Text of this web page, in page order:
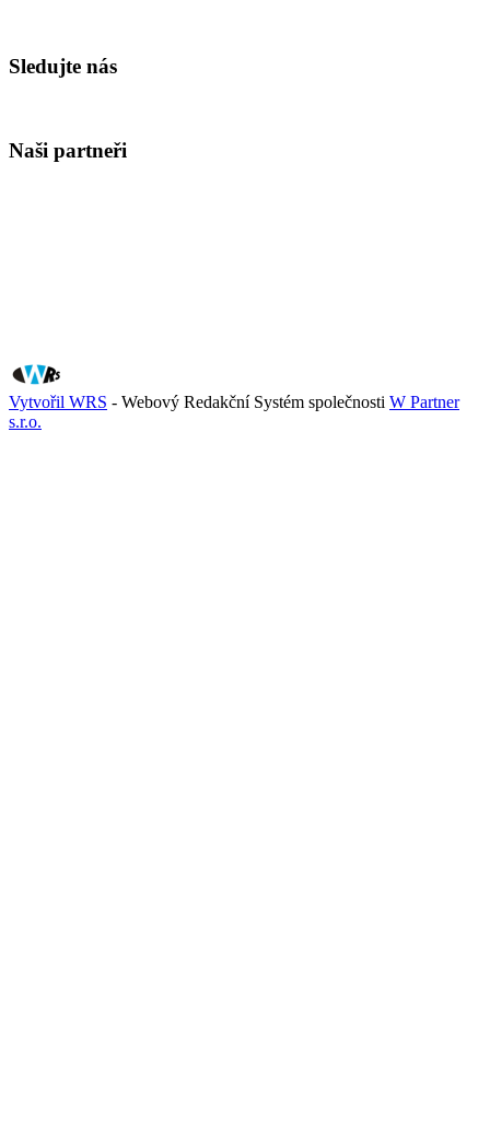
Sledujte nás
Naši partneři
Vytvořil WRS - Webový Redakční Systém společnosti W Partner
s.r.o.